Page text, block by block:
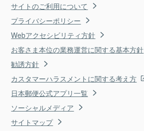
サイトのご利用について
プライバシーポリシー
Webアクセシビリティ方針
お客さま本位の業務運営に関する基本方針
勧誘方針
カスタマーハラスメントに関する考え方
日本郵便公式アプリ一覧
ソーシャルメディア
サイトマップ